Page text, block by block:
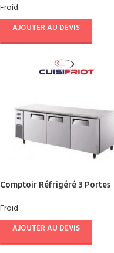
Froid
AJOUTER AU DEVIS
Comptoir Réfrigéré 3 Portes
Froid
AJOUTER AU DEVIS